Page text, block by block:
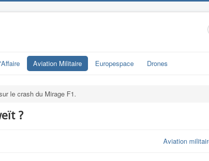
Aviation Militaire Europespace Drones
le crash du Mirage F1.
?
Aviation